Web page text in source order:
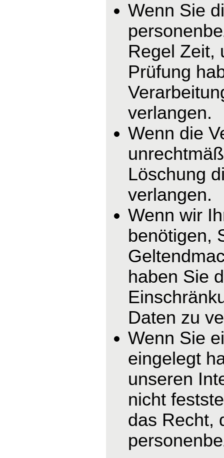
Wenn Sie
Regel Zeit,
Prüfung
verlangen.
Wenn die
Löschung
verlangen.
Wenn wir
benötigen,
haben Sie
Daten zu
Wenn Sie
eingelegt
unseren
nicht
das Recht,